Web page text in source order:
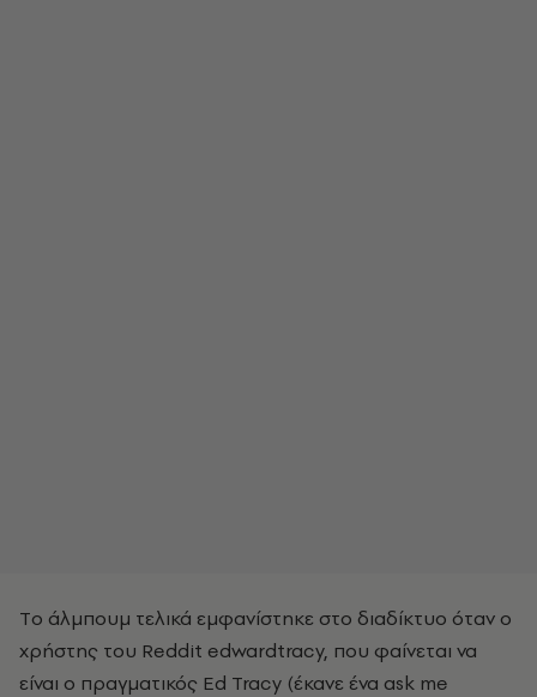
Tο άλμπουμ τελικά εμφανίστηκε στο διαδίκτυο όταν ο
χρήστης του Reddit edwardtracy, που φαίνεται να
είναι ο πραγματικός Ed Tracy (έκανε ένα ask me